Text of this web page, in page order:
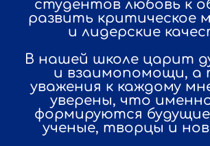
студентов любовь к
развить критическое
и лидерские
В нашей школе царит
и взаимопомощи, а
уважения к каждому
уверены, что
формируются
ученые, творцы и